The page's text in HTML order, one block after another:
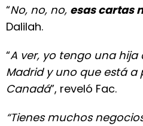
“No, no, no, esas cartas
Dalilah.
“A ver, yo tengo una hija
Madrid y uno que está a
Canadá”, reveló Fac.
“Tienes muchos